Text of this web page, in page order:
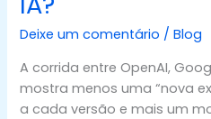
Deixe um comentário /Blog
A corrida entre OpenAI,
mostra menos uma “nova
a cada versão e mais um
e
agora
na